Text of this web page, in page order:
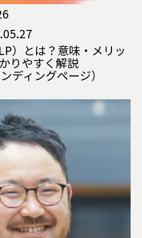
）とは？意味・メリッ
りやすく解説
ディングページ）